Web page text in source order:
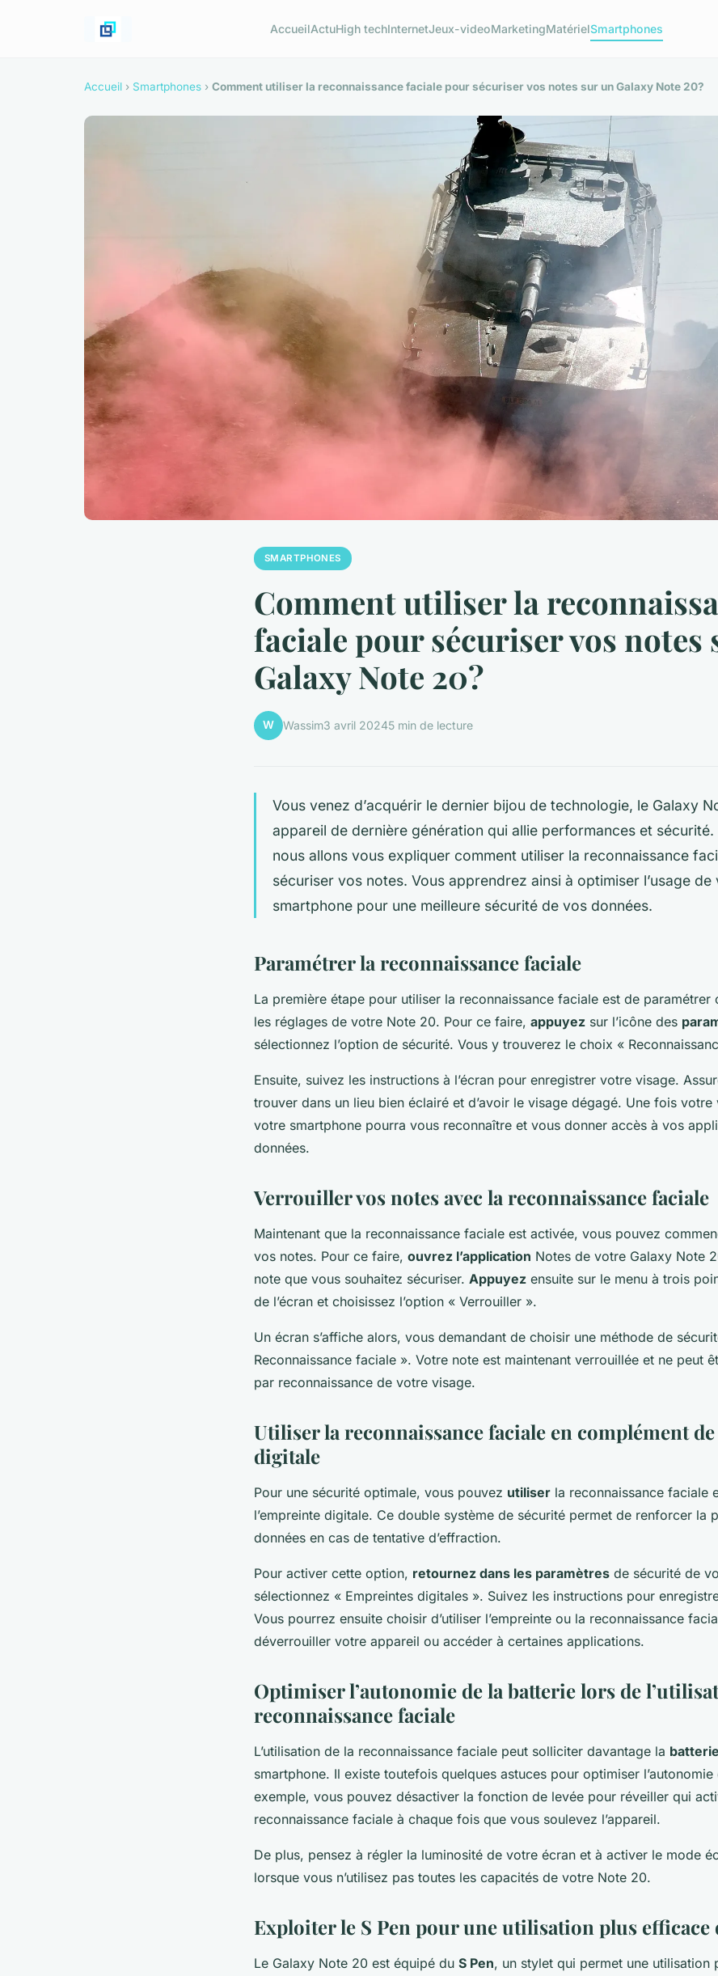
AccueilActuHigh techInternetJeux-videoMarketingMatérielSmartphones
Accueil › Smartphones › Comment utiliser la reconnaissance faciale pour sécuriser vos notes sur un Galaxy Note 20?
SMARTPHONES
Comment utiliser la
faciale pour sécuriser vos notes
Galaxy Note 20?
W Wassim3 avril 20245 min de lecture
Vous venez d’acquérir le dernier bijou de technologie, le Galaxy
appareil de dernière génération qui allie performances et
nous allons vous expliquer comment utiliser la reconnaissance
sécuriser vos notes. Vous apprendrez ainsi à optimiser l’usage de
smartphone pour une meilleure sécurité de vos données.
Paramétrer la reconnaissance faciale
La première étape pour utiliser la reconnaissance faciale est de paramétrer
les réglages de votre Note 20. Pour ce faire, appuyez sur l’icône des
sélectionnez l’option de sécurité. Vous y trouverez le choix «
Ensuite, suivez les instructions à l’écran pour enregistrer votre visage.
trouver dans un lieu bien éclairé et d’avoir le visage dégagé. Une fois votre
votre smartphone pourra vous reconnaître et vous donner accès à vos
données.
Verrouiller vos notes avec la reconnaissance faciale
Maintenant que la reconnaissance faciale est activée, vous pouvez
vos notes. Pour ce faire, ouvrez l’application Notes de votre Galaxy Note
note que vous souhaitez sécuriser. Appuyez ensuite sur le menu à trois
de l’écran et choisissez l’option « Verrouiller ».
Un écran s’affiche alors, vous demandant de choisir une méthode de
Reconnaissance faciale ». Votre note est maintenant verrouillée et ne peut
par reconnaissance de votre visage.
Utiliser la reconnaissance faciale en complément
digitale
Pour une sécurité optimale, vous pouvez utiliser la reconnaissance faciale
l’empreinte digitale. Ce double système de sécurité permet de renforcer la
données en cas de tentative d’effraction.
Pour activer cette option, retournez dans les paramètres de sécurité de
sélectionnez « Empreintes digitales ». Suivez les instructions pour
Vous pourrez ensuite choisir d’utiliser l’empreinte ou la reconnaissance
déverrouiller votre appareil ou accéder à certaines applications.
Optimiser l’autonomie de la batterie lors de
reconnaissance faciale
L’utilisation de la reconnaissance faciale peut solliciter davantage la batterie
smartphone. Il existe toutefois quelques astuces pour optimiser
exemple, vous pouvez désactiver la fonction de levée pour réveiller qui
reconnaissance faciale à chaque fois que vous soulevez l’appareil.
De plus, pensez à régler la luminosité de votre écran et à activer le mode
lorsque vous n’utilisez pas toutes les capacités de votre Note 20.
Exploiter le S Pen pour une utilisation plus efficace
Le Galaxy Note 20 est équipé du S Pen, un stylet qui permet une utilisation